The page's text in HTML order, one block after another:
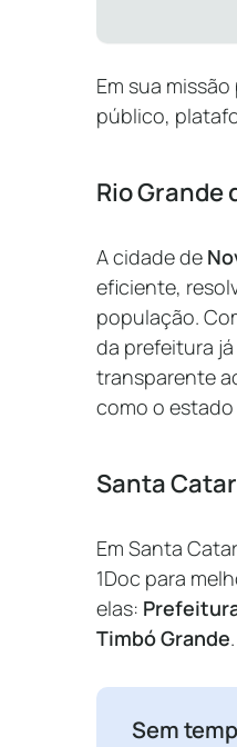
Em sua
público,
Rio Grande
A cidade de
eficiente,
população.
da prefeitura
transparente
como o
Santa
Em Santa
1Doc para
elas:
Timbó Grande.
Sem